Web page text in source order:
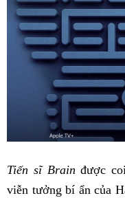
Tiến sĩ Brain được
viễn tưởng bí ẩn của